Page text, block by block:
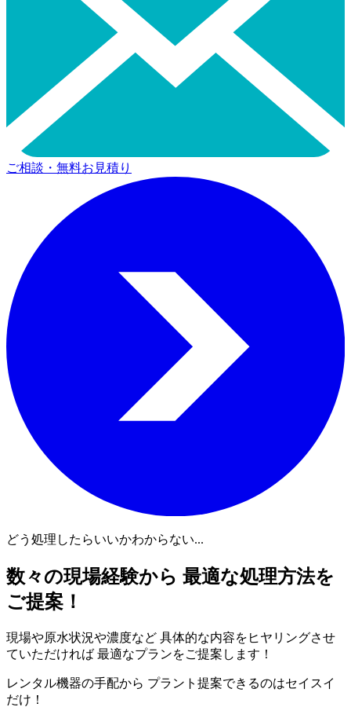
ご相談・無料お見積り
どう処理したらいいかわからない...
数々の現場経験から 最適な処理方法を
ご提案！
現場や原水状況や濃度など 具体的な内容をヒヤリングさせ
ていただければ 最適なプランをご提案します！
レンタル機器の手配から プラント提案できるのはセイスイ
だけ！